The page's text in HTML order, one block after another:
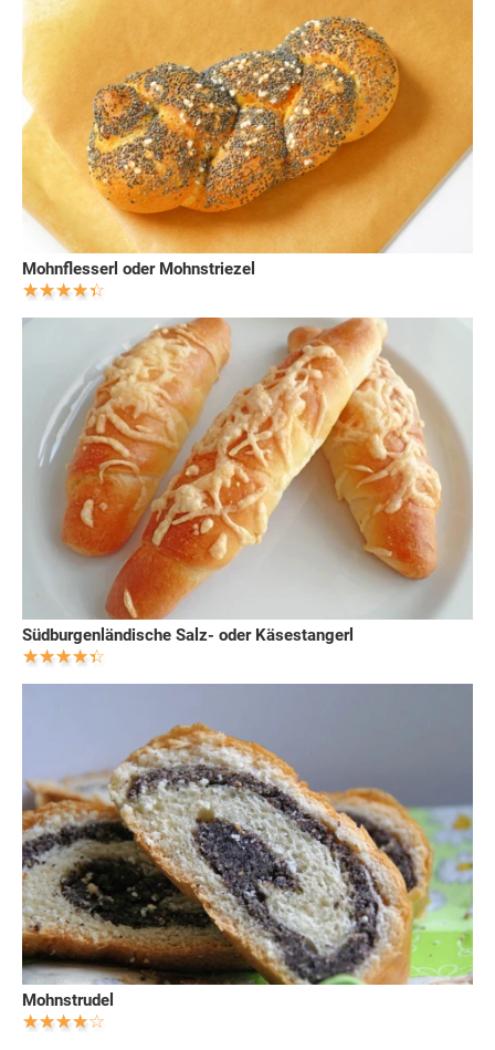
Mohnflesserl oder Mohnstriezel
Südburgenländische Salz- oder Käsestangerl
Mohnstrudel